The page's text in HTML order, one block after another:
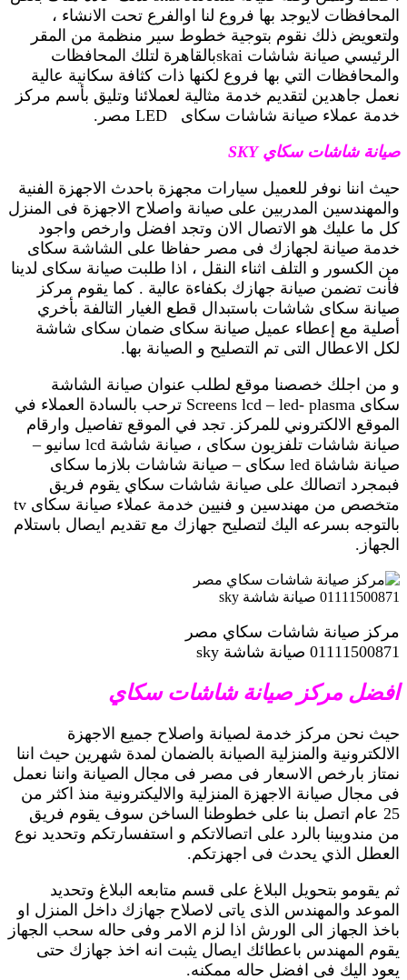
المحافظات لايوجد بها فروع لنا اوالفرع تحت الانشاء ،
ولتعويض ذلك نقوم بتوجية خطوط سير منظمة من المقر
الرئيسي صيانة شاشات skaiبالقاهرة لتلك المحافظات
والمحافظات التي بها فروع لكنها ذات كثافة سكانية عالية
نعمل جاهدين لتقديم خدمة مثالية لعملائنا وتليق بأسم مركز
خدمة عملاء صيانة شاشات سكاى LED مصر.
صيانة شاشات سكاي SKY
حيث اننا نوفر للعميل سيارات مجهزة باحدث الاجهزة الفنية
والمهندسين المدربين على صيانة واصلاح الاجهزة فى المنزل
كل ما عليك هو الاتصال الان وتجد افضل وارخص واجود
خدمة صيانة لجهازك فى مصر حفاظا على الشاشة سكاى
من الكسور و التلف اثناء النقل ، اذا طلبت صيانة سكاى لدينا
فأنت تضمن صيانة جهازك بكفاءة عالية . كما يقوم مركز
صيانة سكاى شاشات باستبدال قطع الغيار التالفة بأخري
أصلية مع إعطاء عميل صيانة سكاى ضمان سكاى شاشة
لكل الاعطال التى تم التصليح و الصيانة بها.
و من اجلك خصصنا موقع لطلب عنوان صيانة الشاشة
سكاى Screens lcd – led- plasma ترحب بالسادة العملاء في
الموقع الالكتروني للمركز. تجد في الموقع تفاصيل وارقام
صيانة شاشات تلفزيون سكاى ، صيانة شاشة lcd سانيو –
صيانة شاشاة led سكاى – صيانة شاشات بلازما سكاى
فبمجرد اتصالك على صيانة شاشات سكاي يقوم فريق
متخصص من مهندسين و فنيين خدمة عملاء صيانة سكاى tv
بالتوجه بسرعه اليك لتصليح جهازك مع تقديم ايصال باستلام
الجهاز.
مركز صيانة شاشات سكاي مصر
01111500871 صيانة شاشة sky
افضل مركز صيانة شاشات سكاي
حيث نحن مركز خدمة لصيانة واصلاح جميع الاجهزة
الالكترونية والمنزلية الصيانة بالضمان لمدة شهرين حيث اننا
نمتاز بارخص الاسعار فى مصر فى مجال الصيانة واننا نعمل
فى مجال صيانة الاجهزة المنزلية والاليكترونية منذ اكثر من
25 عام اتصل بنا على خطوطنا الساخن سوف يقوم فريق
من مندوبينا بالرد على اتصالاتكم و استفسارتكم وتحديد نوع
العطل الذي يحدث فى اجهزتكم.
ثم يقومو بتحويل البلاغ على قسم متابعه البلاغ وتحديد
الموعد والمهندس الذى ياتى لاصلاح جهازك داخل المنزل او
باخذ الجهاز الى الورش اذا لزم الامر وفى حاله سحب الجهاز
يقوم المهندس باعطائك ايصال يثبت انه اخذ جهازك حتى
يعود اليك فى افضل حاله ممكنه.